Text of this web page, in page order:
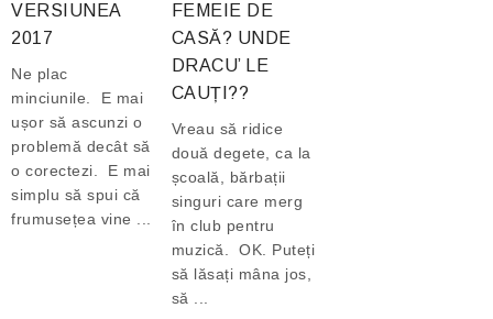
VERSIUNEA
2017
Ne plac
minciunile. E mai
ușor să ascunzi o
problemă decât să
o corectezi. E mai
simplu să spui că
frumusețea vine ...
FEMEIE DE
CASĂ? UNDE
DRACU’ LE
CAUȚI??
Vreau să ridice
două degete, ca la
școală, bărbații
singuri care merg
în club pentru
muzică. OK. Puteți
să lăsați mâna jos,
să ...